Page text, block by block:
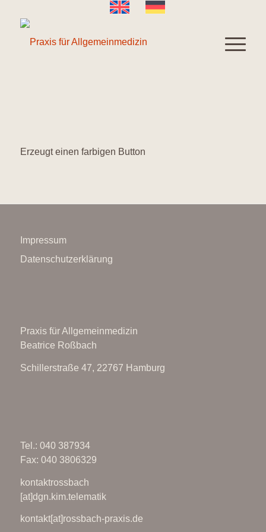
Erzeugt einen farbigen Button
Impressum
Datenschutzerklärung
Praxis für Allgemeinmedizin
Beatrice Roßbach
Schillerstraße 47, 22767 Hamburg
Tel.: 040 387934
Fax: 040 3806329
kontaktrossbach
[at]dgn.kim.telematik
kontakt[at]rossbach-praxis.de